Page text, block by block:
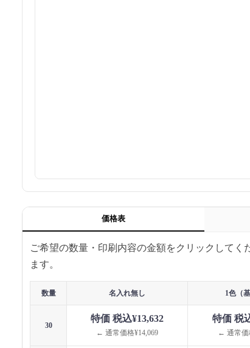
価格表
ご希望の数量・印刷内容の金額をクリックして
ます。
数量 名入れ無し 1色（
30
特価 税込¥13,632
← 通常価格¥14,069
特価 税
← 通常価